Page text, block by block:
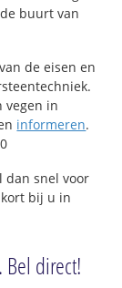
buurt van
de eisen en
vegen in
informeren.
dan snel voor
bij u in
Bel direct!